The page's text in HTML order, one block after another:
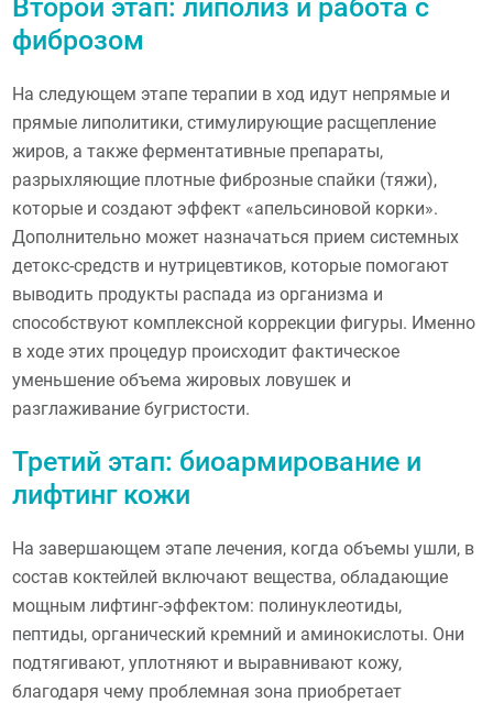
Второй этап: липолиз и работа с
фиброзом
На следующем этапе терапии в ход идут непрямые и
прямые липолитики, стимулирующие расщепление
жиров, а также ферментативные препараты,
разрыхляющие плотные фиброзные спайки (тяжи),
которые и создают эффект «апельсиновой корки».
Дополнительно может назначаться прием системных
детокс-средств и нутрицевтиков, которые помогают
выводить продукты распада из организма и
способствуют комплексной коррекции фигуры. Именно
в ходе этих процедур происходит фактическое
уменьшение объема жировых ловушек и
разглаживание бугристости.
Третий этап: биоармирование и
лифтинг кожи
На завершающем этапе лечения, когда объемы ушли, в
состав коктейлей включают вещества, обладающие
мощным лифтинг-эффектом: полинуклеотиды,
пептиды, органический кремний и аминокислоты. Они
подтягивают, уплотняют и выравнивают кожу,
благодаря чему проблемная зона приобретает